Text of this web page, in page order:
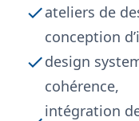
ateliers de
conception
design
cohérence,
intégration